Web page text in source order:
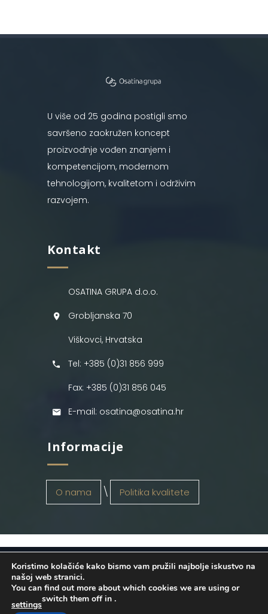
U više od 25 godina postigli smo
savršeno zaokružen koncept
proizvodnje vođen znanjem i
kompetencijom, modernom
tehnologijom, kvalitetom i održivim
razvojem.
Kontakt
OSATINA GRUPA d.o.o.
Grobljanska 70
Viškovci, Hrvatska
Tel: +385 (0)31 856 999
Fax: +385 (0)31 856 045
E-mail: osatina@osatina.hr
Informacije
O nama Politika kvalitete
OSATINA GRUPA d.o.o. 2026
. Configured
byINFOS Osijek. Sva prava pridržana.
Koristimo kolačiće kako bismo vam pružili najbolje iskustvo na
našoj web stranici.
You can find out more about which cookies we are using or
switch them off in
settings
.